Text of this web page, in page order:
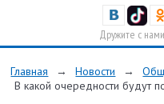
Дружите с
Главная → Новости →
В какой очередности будут